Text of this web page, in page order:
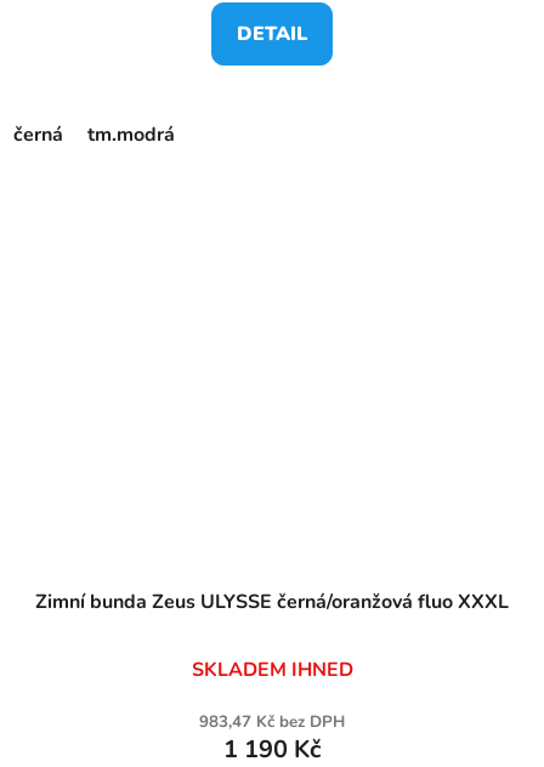
DETAIL
černá tm.modrá
Zimní bunda Zeus ULYSSE černá/oranžová fluo XXXL
SKLADEM IHNED
983,47 Kč bez DPH
1 190 Kč